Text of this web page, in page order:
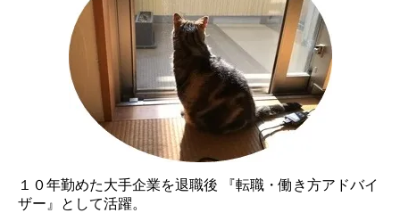
１０年勤めた大手企業を退職後 『転職・働き方アドバイ
ザー』として活躍。